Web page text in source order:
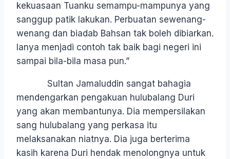
kekuasaan Tuanku semampu-mampunya yang
sanggup patik lakukan. Perbuatan sewenang-
wenang dan biadab Bahsan tak boleh dibiarkan.
Ianya menjadi contoh tak baik bagi negeri ini
sampai bila-bila masa pun.”
Sultan Jamaluddin sangat bahagia
mendengarkan pengakuan hulubalang Duri
yang akan membantunya. Dia mempersilakan
sang hulubalang yang perkasa itu
melaksanakan niatnya. Dia juga berterima
kasih karena Duri hendak menolongnya untuk